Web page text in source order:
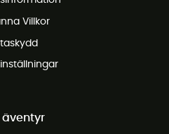
Villkor
äventyr